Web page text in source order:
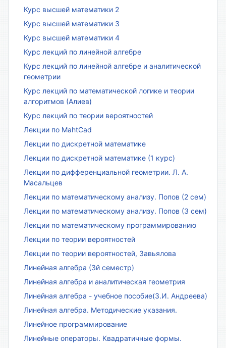
Курс высшей математики 2
Курс высшей математики 3
Курс высшей математики 4
Курс лекций по линейной алгебре
Курс лекций по линейной алгебре и аналитической
геометрии
Курс лекций по математической логике и теории
алгоритмов (Алиев)
Курс лекций по теории вероятностей
Лекции по MahtCad
Лекции по дискретной математике
Лекции по дискретной математике (1 курс)
Лекции по дифференциальной геометрии. Л. А.
Масальцев
Лекции по математическому анализу. Попов (2 сем)
Лекции по математическому анализу. Попов (3 сем)
Лекции по математическому программированию
Лекции по теории вероятностей
Лекции по теории вероятностей, Завьялова
Линейная алгебра (3й семестр)
Линейная алгебра и аналитическая геометрия
Линейная алгебра - учебное пособие(З.И. Андреева)
Линейная алгебра. Методические указания.
Линейное программирование
Линейные операторы. Квадратичные формы.